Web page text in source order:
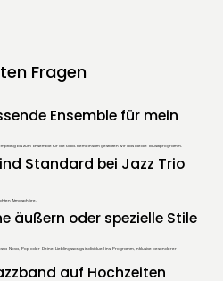
Fragen
Ensemble für mein
bis zum Ensemble für die Gala. Gemeinsam gestalten wir das ideale Musikprogramm.
Standard bei Jazz Trio
Atmosphäre.
äußern oder spezielle Stile
Nova, Pop oder Deine Lieblingssongs individuell ins Programm, inklusive besonderer
auf Hochzeiten